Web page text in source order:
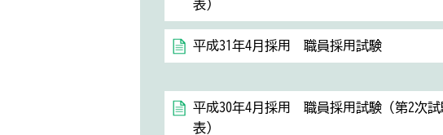
表）
平成31年4月採用 職員採用試験
平成30年4月採用 職員採用試験（第2次試
表）